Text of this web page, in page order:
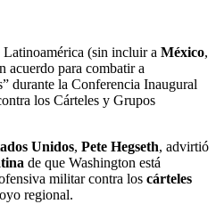
Latinoamérica (sin incluir a México,
acuerdo para combatir a
durante la Conferencia Inaugural
los Cárteles y Grupos
Unidos, Pete Hegseth, advirtió
de que Washington está
militar contra los cárteles
regional.